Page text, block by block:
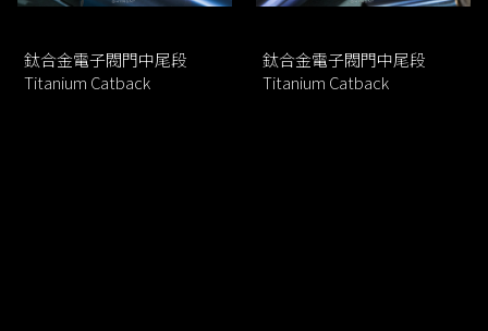
鈦合金電子閥門中尾段
Titanium Catback
鈦合金電子閥門中尾段
Titanium Catback